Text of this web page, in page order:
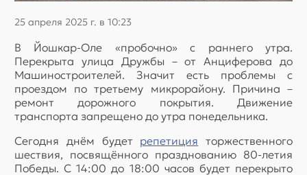
25 апреля 2025 г. в 10:23
В Йошкар-Оле «пробочно» с раннего утра.
Перекрыта улица Дружбы – от Анциферова до
Машиностроителей. Значит есть проблемы с
проездом по третьему микрорайону. Причина –
ремонт дорожного покрытия. Движение
транспорта запрещено до утра понедельника.
Сегодня днём будет репетиция торжественного
шествия, посвящённого празднованию 80-летия
Победы. С 14:00 до 18:00 часов будет перекрыто